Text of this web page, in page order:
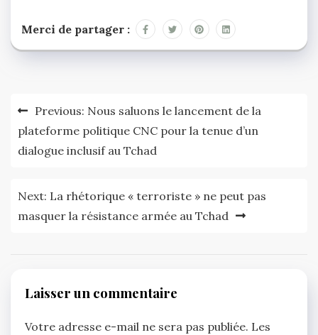
Merci de partager :
Navigation
de
l’article
Previous: Nous saluons le lancement de la
plateforme politique CNC pour la tenue d’un
dialogue inclusif au Tchad
Next: La rhétorique « terroriste » ne peut pas
masquer la résistance armée au Tchad
Laisser un commentaire
Votre adresse e-mail ne sera pas publiée. Les